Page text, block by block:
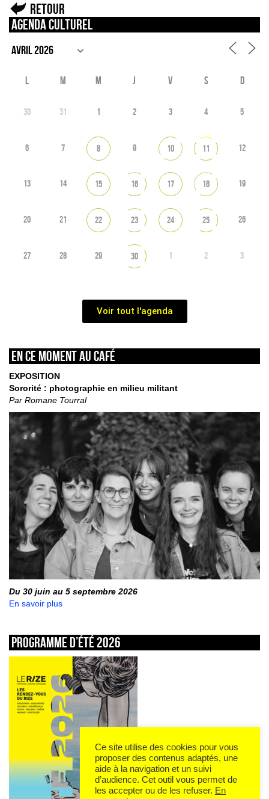
Retour
Agenda culturel
L M M J V S D
30 31 1 2 3 4 5
6 7 8 9 10 11 12
13 14 15 16 17 18 19
20 21 22 23 24 25 26
27 28 29 30 1 2 3
Voir tout l'agenda
En ce moment au café
EXPOSITION
Sororité : photographie en milieu militant
Par Romane Tourral
Du 30 juin au 5 septembre 2026
En savoir plus
Programme d’été 2026
Ce site utilise des cookies pour vous
proposer des contenus adaptés, une
aide à la navigation et un suivi
d’audience. Cet outil vous permet de
les accepter ou de les refuser. En